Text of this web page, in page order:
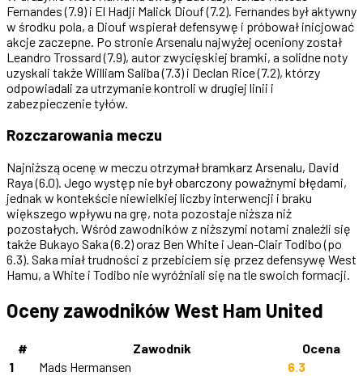
Fernandes (7.9) i El Hadji Malick Diouf (7.2). Fernandes był aktywny
w środku pola, a Diouf wspierał defensywę i próbował inicjować
akcje zaczepne. Po stronie Arsenalu najwyżej oceniony został
Leandro Trossard (7.9), autor zwycięskiej bramki, a solidne noty
uzyskali także William Saliba (7.3) i Declan Rice (7.2), którzy
odpowiadali za utrzymanie kontroli w drugiej linii i
zabezpieczenie tyłów.
Rozczarowania meczu
Najniższą ocenę w meczu otrzymał bramkarz Arsenalu, David
Raya (6.0). Jego występ nie był obarczony poważnymi błędami,
jednak w kontekście niewielkiej liczby interwencji i braku
większego wpływu na grę, nota pozostaje niższa niż
pozostałych. Wśród zawodników z niższymi notami znaleźli się
także Bukayo Saka (6.2) oraz Ben White i Jean-Clair Todibo (po
6.3). Saka miał trudności z przebiciem się przez defensywę West
Hamu, a White i Todibo nie wyróżniali się na tle swoich formacji.
Oceny zawodników West Ham United
# Zawodnik
Ocena
1
Mads Hermansen
6.3